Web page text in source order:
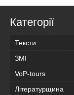
Категорії
Тексти
ЗМІ
VoP-tours
Літературщина